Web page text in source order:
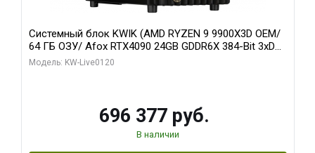
Системный блок KWIK (AMD RYZEN 9 9900X3D OEM/
64 ГБ ОЗУ/ Afox RTX4090 24GB GDDR6X 384-Bit 3xDP
HDMI ATX Turbo/ 1 ТБ SSD)
Модель: KW-Live0120
696 377 руб.
В наличии